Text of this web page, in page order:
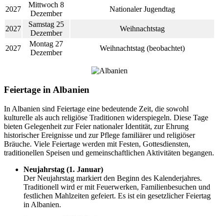
2027
Mittwoch 8
Dezember
Nationaler Jugendtag
2027
Samstag 25
Dezember
Weihnachtstag
2027
Montag 27
Dezember
Weihnachtstag (beobachtet)
Feiertage in Albanien
In Albanien sind Feiertage eine bedeutende Zeit, die sowohl
kulturelle als auch religiöse Traditionen widerspiegeln. Diese Tage
bieten Gelegenheit zur Feier nationaler Identität, zur Ehrung
historischer Ereignisse und zur Pflege familiärer und religiöser
Bräuche. Viele Feiertage werden mit Festen, Gottesdiensten,
traditionellen Speisen und gemeinschaftlichen Aktivitäten begangen.
Neujahrstag (1. Januar)
Der Neujahrstag markiert den Beginn des Kalenderjahres.
Traditionell wird er mit Feuerwerken, Familienbesuchen und
festlichen Mahlzeiten gefeiert. Es ist ein gesetzlicher Feiertag
in Albanien.